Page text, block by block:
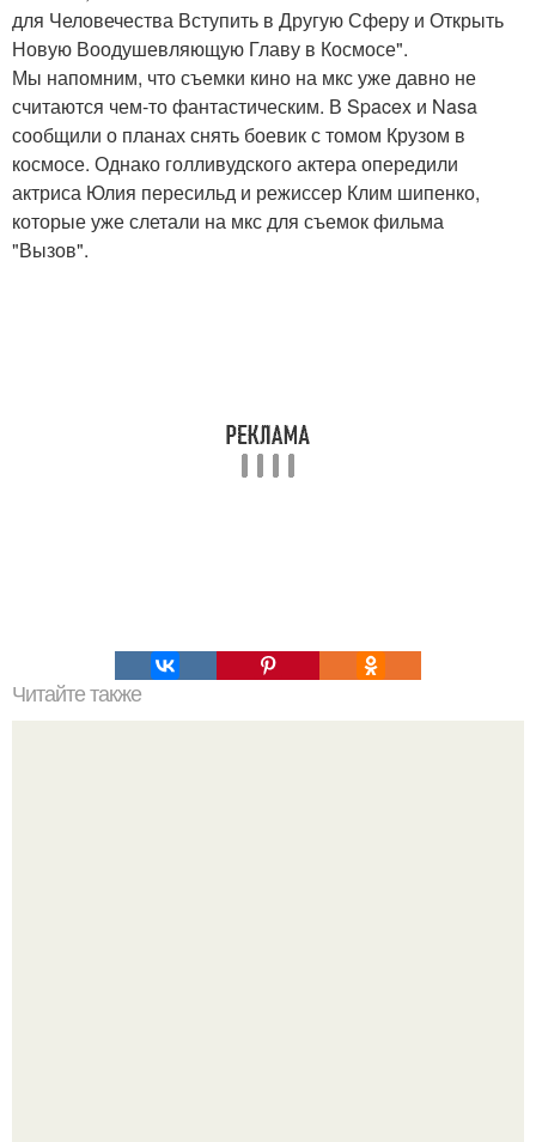
для Человечества Вступить в Другую Сферу и Открыть
Новую Воодушевляющую Главу в Космосе".
Мы напомним, что съемки кино на мкс уже давно не
считаются чем-то фантастическим. В Spacex и Nasa
сообщили о планах снять боевик с томом Крузом в
космосе. Однако голливудского актера опередили
актриса Юлия пересильд и режиссер Клим шипенко,
которые уже слетали на мкс для съемок фильма
"Вызов".
Читайте также